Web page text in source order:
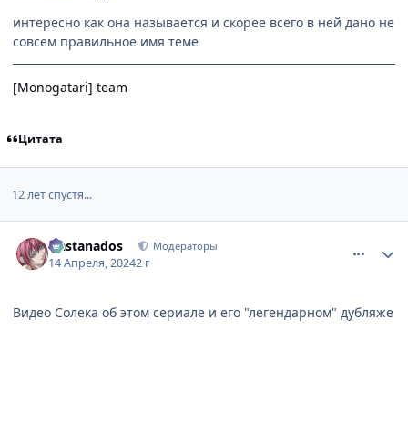
интересно как она называется и скорее всего в ней дано не
совсем правильное имя теме
[Monogatari] team
Цитата
12 лет спустя...
Nastanados Модераторы
14 Апреля, 20242 г
Видео Солека об этом сериале и его "легендарном" дубляже